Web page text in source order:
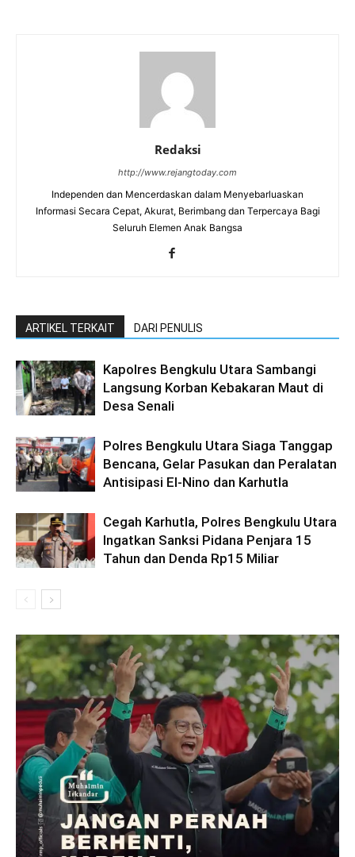
Redaksi
http://www.rejangtoday.com
Independen dan Mencerdaskan dalam Menyebarluaskan
Informasi Secara Cepat, Akurat, Berimbang dan Terpercaya Bagi
Seluruh Elemen Anak Bangsa
ARTIKEL TERKAIT DARI PENULIS
Kapolres Bengkulu Utara Sambangi
Langsung Korban Kebakaran Maut di
Desa Senali
Polres Bengkulu Utara Siaga Tanggap
Bencana, Gelar Pasukan dan Peralatan
Antisipasi El-Nino dan Karhutla
Cegah Karhutla, Polres Bengkulu Utara
Ingatkan Sanksi Pidana Penjara 15
Tahun dan Denda Rp15 Miliar